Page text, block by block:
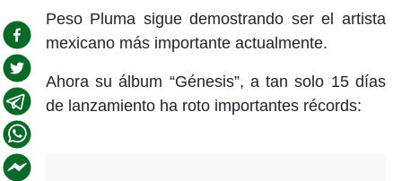
Peso Pluma sigue demostrando ser el artista
mexicano más importante actualmente.
Ahora su álbum “Génesis”, a tan solo 15 días
de lanzamiento ha roto importantes récords: